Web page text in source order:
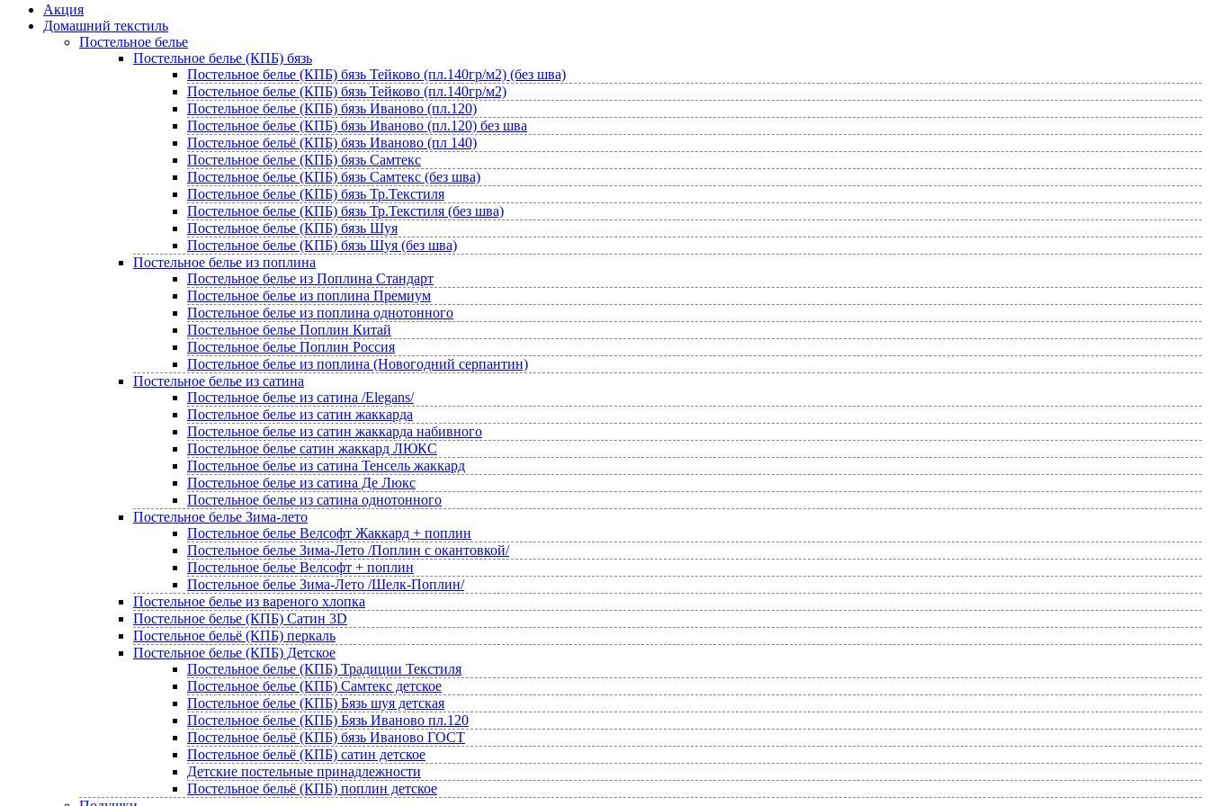
Акция
Домашний текстиль
Постельное белье
Постельное белье (КПБ) бязь
Постельное белье (КПБ) бязь Тейково (пл.140гр/м2) (без шва)
Постельное белье (КПБ) бязь Тейково (пл.140гр/м2)
Постельное белье (КПБ) бязь Иваново (пл.120)
Постельное белье (КПБ) бязь Иваново (пл.120) без шва
Постельное бельё (КПБ) бязь Иваново (пл 140)
Постельное белье (КПБ) бязь Самтекс
Постельное белье (КПБ) бязь Самтекс (без шва)
Постельное белье (КПБ) бязь Тр.Текстиля
Постельное белье (КПБ) бязь Тр.Текстиля (без шва)
Постельное белье (КПБ) бязь Шуя
Постельное белье (КПБ) бязь Шуя (без шва)
Постельное белье из поплина
Постельное белье из Поплина Стандарт
Постельное белье из поплина Премиум
Постельное белье из поплина однотонного
Постельное белье Поплин Китай
Постельное белье Поплин Россия
Постельное белье из поплина (Новогодний серпантин)
Постельное белье из сатина
Постельное белье из сатина /Elegans/
Постельное белье из сатин жаккарда
Постельное белье из сатин жаккарда набивного
Постельное белье сатин жаккард ЛЮКС
Постельное белье из сатина Тенсель жаккард
Постельное белье из сатина Де Люкс
Постельное белье из сатина однотонного
Постельное белье Зима-лето
Постельное белье Велсофт Жаккард + поплин
Постельное белье Зима-Лето /Поплин с окантовкой/
Постельное белье Велсофт + поплин
Постельное белье Зима-Лето /Шелк-Поплин/
Постельное белье из вареного хлопка
Постельное белье (КПБ) Сатин 3D
Постельное бельё (КПБ) перкаль
Постельное белье (КПБ) Детское
Постельное белье (КПБ) Традиции Текстиля
Постельное белье (КПБ) Самтекс детское
Постельное белье (КПБ) Бязь шуя детская
Постельное белье (КПБ) Бязь Иваново пл.120
Постельное бельё (КПБ) бязь Иваново ГОСТ
Постельное бельё (КПБ) сатин детское
Детские постельные принадлежности
Постельное бельё (КПБ) поплин детское